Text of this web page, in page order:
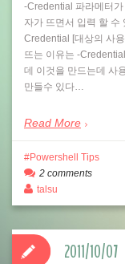
-Credential 파라메터
자가 뜨면서 입력 할
Credential [대상의 사
뜨는 이유는 -
데 이것을 만드는데 사
만들수 있다…
Read More
Powershell Tips
2 comments
talsu
2011/10/07